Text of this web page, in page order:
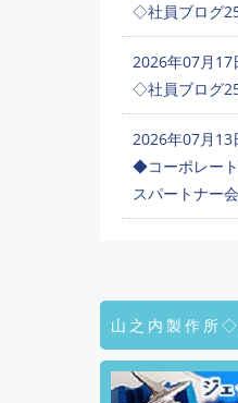
◇社員ブログ
2026年07月17
◇社員ブログ
2026年07月13
◆コーポレー
スパートナー
山之内製作所